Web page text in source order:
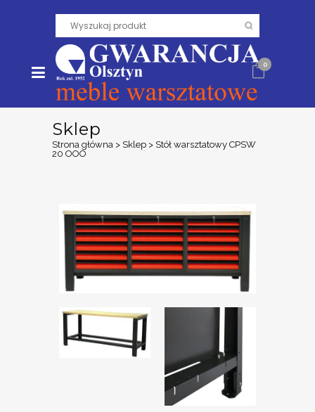
0
Sklep
Strona główna > Sklep > Stół warsztatowy CPSW
20 OOO